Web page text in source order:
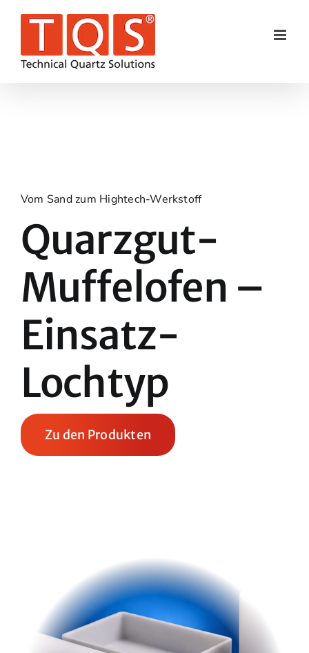
Vom Sand zum Hightech-Werkstoff
Quarzgut-
Muffelofen –
Einsatz-
Lochtyp
Zu den Produkten